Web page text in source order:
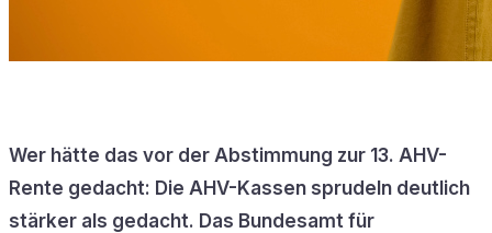
Wer hätte das vor der Abstimmung zur 13. AHV-
Rente gedacht: Die AHV-Kassen sprudeln deutlich
stärker als gedacht. Das Bundesamt für